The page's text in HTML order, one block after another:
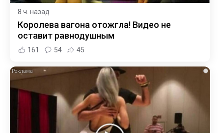
8 ч. назад
Королева вагона отожгла! Видео не
оставит равнодушным
161 54 45
i